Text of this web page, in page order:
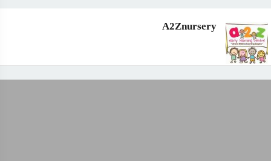
A2Znursery